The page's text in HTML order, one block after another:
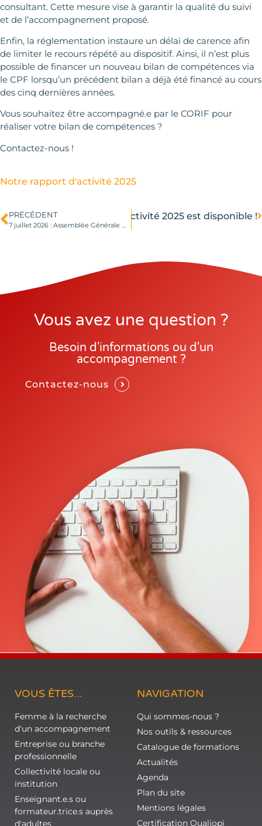
consultant. Cette mesure vise à garantir la qualité du suivi
et de l’accompagnement proposé.
Enfin, la réglementation instaure un délai de carence afin
de limiter le recours répété au dispositif. Ainsi, il n’est plus
possible de financer un nouveau bilan de compétences via
le CPF lorsqu’un précédent bilan a déjà été financé au cours
des cinq dernières années.
Vous souhaitez être accompagné.e par le CORIF pour
réaliser votre bilan de compétences ?
Contactez-nous !
Notre rapport d'activité 2025
PRÉCÉDENT
7 juillet 2026 : Assemblée Générale Ordinaire du CORIF
SuivantNotre rapport d’activité 2025 est disponible !
Vous avez une question ?
Besoin d'informations ou d'un
accompagnement ?
Contactez-nous
VOUS ÊTES...
Femme à la recherche
d'un accompagnement
Entreprise ou branche
professionnelle
Collectivité locale ou
institution
Enseignant.e.s ou
formateur.trice.s auprès
d'adultes
NAVIGATION
Qui sommes-nous ?
Nos outils & ressources
Catalogue de formations
Actualités
Agenda
Plan du site
Mentions légales
Certification Qualiopi